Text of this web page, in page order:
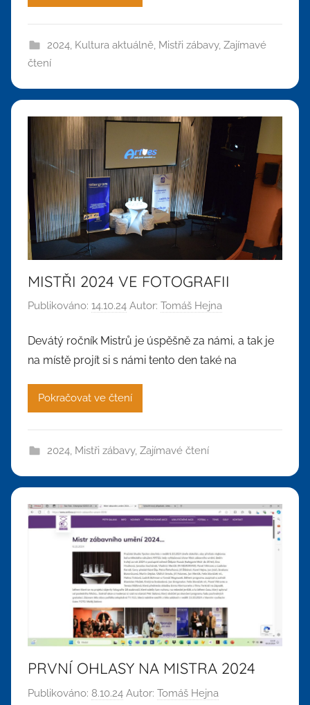
2024, Kultura aktuálně, Mistři zábavy, Zajímavé
čtení
MISTŘI 2024 VE FOTOGRAFII
Publikováno: 14.10.24 Autor: Tomáš Hejna
Devátý ročník Mistrů je úspěšně za námi, a tak je
na místě projít si s námi tento den také na
Pokračovat ve čtení
2024, Mistři zábavy, Zajímavé čtení
PRVNÍ OHLASY NA MISTRA 2024
Publikováno: 8.10.24 Autor: Tomáš Hejna